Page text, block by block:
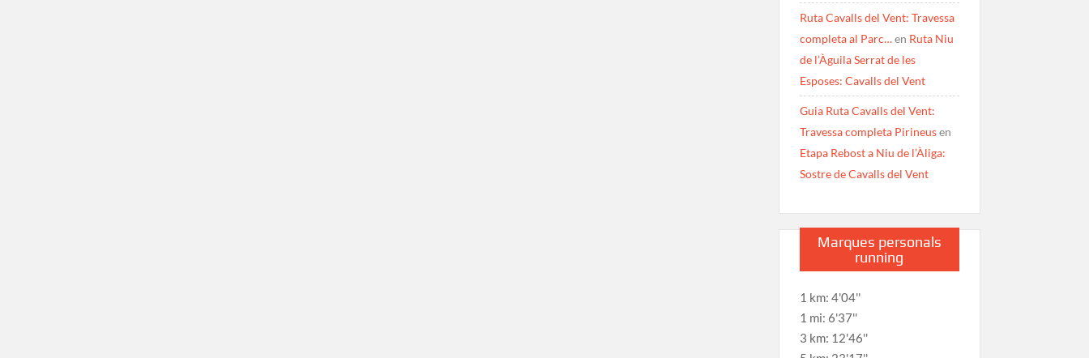
Ruta Cavalls del Vent: Travessa
completa al Parc…en Ruta Niu
de l’Àguila Serrat de les
Esposes: Cavalls del Vent
Guia Ruta Cavalls del Vent:
Travessa completa Pirineusen
Etapa Rebost a Niu de l’Àliga:
Sostre de Cavalls del Vent
Marques personals
running
1 km: 4'04''
1 mi: 6'37''
3 km: 12'46''